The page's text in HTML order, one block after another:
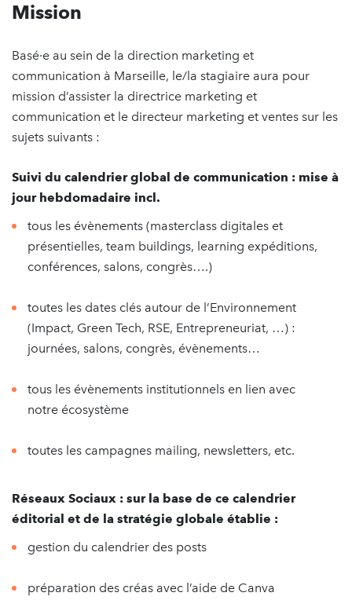
Mission
Basé·e au sein de la direction marketing et
communication à Marseille, le/la stagiaire aura pour
mission d’assister la directrice marketing et
communication et le directeur marketing et ventes sur les
sujets suivants :
Suivi du calendrier global de communication : mise à
jour hebdomadaire incl.
tous les évènements (masterclass digitales et
présentielles, team buildings, learning expéditions,
conférences, salons, congrès….)
toutes les dates clés autour de l’Environnement
(Impact, Green Tech, RSE, Entrepreneuriat, …) :
journées, salons, congrès, évènements…
tous les évènements institutionnels en lien avec
notre écosystème
toutes les campagnes mailing, newsletters, etc.
Réseaux Sociaux : sur la base de ce calendrier
éditorial et de la stratégie globale établie :
gestion du calendrier des posts
préparation des créas avec l’aide de Canva